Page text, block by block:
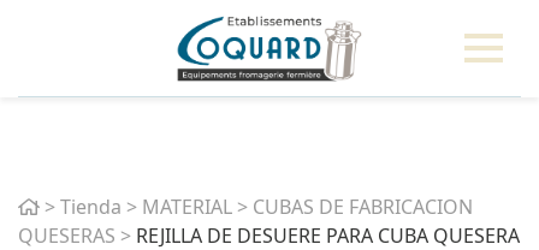
Home
>Tienda > MATERIAL > CUBAS DE FABRICACION
QUESERAS > REJILLA DE DESUERE PARA CUBA QUESERA